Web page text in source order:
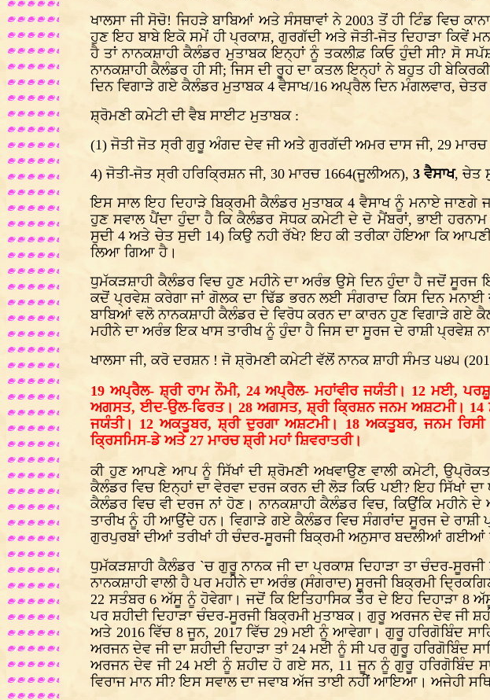
ਖਾਲਸਾ ਜੀ ਸੋਚੋ! ਜਿਹੜੇ ਬਾਬਿਆਂ ਅਤੇ ਸੰਸਥਾਵਾਂ ਨੇ 2003 ਤੋਂ ਹੀ ਟਿੰਡ
ਹੁਣ ਇਹ ਬਾਬੇ ਇਕੋ ਸਮੇਂ ਹੀ ਪ੍ਰਕਾਸ਼, ਗੁਰਗੱਦੀ ਅਤੇ ਜੋਤੀ-ਜੋਤ ਦਿਹਾੜਾ ਕਿਵੇਂ
ਹੈ ਤਾਂ ਨਾਨਕਸ਼ਾਹੀ ਕੈਲੰਡਰ ਮੁਤਾਬਕ ਇਨ੍ਹਾਂ ਨੂੰ ਤਕਲੀਫ਼ ਕਿਓ ਹੁੰਦੀ ਸੀ? ਸੋ
ਨਾਨਕਸ਼ਾਹੀ ਕੈਲੰਡਰ ਹੀ ਸੀ; ਜਿਸ ਦੀ ਰੂਹ ਦਾ ਕਤਲ ਇਨ੍ਹਾਂ ਨੇ ਬਹੁਤ ਹੀ
ਦਿਨ ਵਿਗਾੜੇ ਗਏ ਕੈਲੰਡਰ ਮੁਤਾਬਕ 4 ਵੈਸਾਖ/16 ਅਪ੍ਰੈਲ ਦਿਨ ਮੰਗਲਵਾਰ, ਚੇਤਰ
ਸ਼੍ਰੋਮਣੀ ਕਮੇਟੀ ਦੀ ਵੈਬ ਸਾਈਟ ਮੁਤਾਬਕ :
(1) ਜੋਤੀ ਜੋਤ ਸ੍ਰੀ ਗੁਰੂ ਅੰਗਦ ਦੇਵ ਜੀ ਅਤੇ ਗੁਰਗੱਦੀ ਅਮਰ ਦਾਸ ਜੀ, 29 ਮਾਰਚ
4) ਜੋਤੀ-ਜੋਤ ਸ੍ਰੀ ਹਰਿਕ੍ਰਿਸ਼ਨ ਜੀ, 30 ਮਾਰਚ 1664(ਜੂਲੀਅਨ), 3 ਵੈਸਾਖ, ਚੇਤ
ਇਸ ਸਾਲ ਇਹ ਦਿਹਾੜੇ ਬਿਕ੍ਰਮੀ ਕੈਲੰਡਰ ਮੁਤਾਬਕ 4 ਵੈਸਾਖ ਨੂੰ ਮਨਾਏ
ਹੁਣ ਸਵਾਲ ਪੈਂਦਾ ਹੁੰਦਾ ਹੈ ਕਿ ਕੈਲੰਡਰ ਸੋਧਕ ਕਮੇਟੀ ਦੇ ਦੋ ਮੈਂਬਰਾਂ, ਭਾਈ
ਸੁਦੀ 4 ਅਤੇ ਚੇਤ ਸੁਦੀ 14) ਕਿਉ ਨਹੀ ਰੱਖੇ? ਇਹ ਕੀ ਤਰੀਕਾ ਹੋਇਆ ਕਿ
ਲਿਆ ਗਿਆ ਹੈ।
ਧੁਮੱਕੜਸ਼ਾਹੀ ਕੈਲੰਡਰ ਵਿਚ ਹੁਣ ਮਹੀਨੇ ਦਾ ਅਰੰਭ ਉਸੇ ਦਿਨ ਹੁੰਦਾ ਹੈ ਜਦੋਂ ਸੂਰਜ
ਕਦੋਂ ਪ੍ਰਵੇਸ਼ ਕਰੇਗਾ ਜਾਂ ਗੋਲਕ ਦਾ ਢਿੱਡ ਭਰਨ ਲਈ ਸੰਗਰਾਦ ਕਿਸ ਦਿਨ
ਬਾਬਿਆਂ ਵਲੋ ਨਾਨਕਸ਼ਾਹੀ ਕੈਲੰਡਰ ਦੇ ਵਿਰੋਧ ਕਰਨ ਦਾ ਕਾਰਨ ਹੁਣ ਵਿਗਾੜੇ
ਮਹੀਨੇ ਦਾ ਅਰੰਭ ਇਕ ਖਾਸ ਤਾਰੀਖ ਨੂੰ ਹੁੰਦਾ ਹੈ ਜਿਸ ਦਾ ਸੂਰਜ ਦੇ ਰਾਸ਼ੀ ਪ੍ਰਵੇਸ਼
ਖਾਲਸਾ ਜੀ, ਕਰੋ ਦਰਸ਼ਨ ! ਜੋ ਸ਼੍ਰੋਮਣੀ ਕਮੇਟੀ ਵੱਲੋਂ ਨਾਨਕ ਸ਼ਾਹੀ ਸੰਮਤ ੫੪੫
19 ਅਪ੍ਰੈਲ- ਸ਼੍ਰੀ ਰਾਮ ਨੌਮੀ, 24 ਅਪ੍ਰੈਲ- ਮਹਾਂਵੀਰ ਜਯੰਤੀ। 12 ਮਈ,
ਅਗਸਤ, ਈਦ-ਉਲ-ਫਿਰਤ। 28 ਅਗਸਤ, ਸ਼੍ਰੀ ਕ੍ਰਿਸ਼ਨ ਜਨਮ ਅਸ਼ਟਮੀ। 14
ਜਯੰਤੀ। 12 ਅਕਤੂਬਰ, ਸ਼੍ਰੀ ਦੁਰਗਾ ਅਸ਼ਟਮੀ। 18 ਅਕਤੂਬਰ, ਜਨਮ ਰਿਸੀ
ਕ੍ਰਿਸਮਿਸ-ਡੇ ਅਤੇ 27 ਮਾਰਚ ਸ਼੍ਰੀ ਮਹਾਂ ਸ਼ਿਵਰਾਤਰੀ।
ਕੀ ਹੁਣ ਆਪਣੇ ਆਪ ਨੂੰ ਸਿੱਖਾਂ ਦੀ ਸ਼੍ਰੋਮਣੀ ਅਖਵਾਉਣ ਵਾਲੀ ਕਮੇਟੀ, ਉਪ੍ਰੋਕਤ
ਕੈਲੰਡਰ ਵਿਚ ਇਨ੍ਹਾਂ ਦਾ ਵੇਰਵਾ ਦਰਜ ਕਰਨ ਦੀ ਲੋੜ ਕਿਓ ਪਈ? ਇਹ ਸਿੱਖਾਂ ਦਾ
ਕੈਲੰਡਰ ਵਿਚ ਵੀ ਦਰਜ ਨਾਂ ਹੋਣ। ਨਾਨਕਸ਼ਾਹੀ ਕੈਲੰਡਰ ਵਿਚ, ਕਿਉਂਕਿ ਮਹੀਨੇ
ਤਾਰੀਖ ਨੂੰ ਹੀ ਆਉਂਦੇ ਹਨ। ਵਿਗਾੜੇ ਗਏ ਕੈਲੰਡਰ ਵਿਚ ਸੰਗਰਾਂਦ ਸੂਰਜ ਦੇ
ਗੁਰਪੁਰਬਾਂ ਦੀਆਂ ਤਰੀਖਾਂ ਹੀ ਚੰਦਰ-ਸੂਰਜੀ ਬਿਕ੍ਰਮੀ ਅਨੁਸਾਰ ਬਦਲੀਆਂ ਗਈਆਂ
ਧੁਮੱਕੜਸ਼ਾਹੀ ਕੈਲੰਡਰ `ਚ ਗੁਰੂ ਨਾਨਕ ਜੀ ਦਾ ਪ੍ਰਕਾਸ਼ ਦਿਹਾੜਾ ਤਾ ਚੰਦਰ-
ਨਾਨਕਸ਼ਾਹੀ ਵਾਲੀ ਹੈ ਪਰ ਮਹੀਨੇ ਦਾ ਅਰੰਭ (ਸੰਗਰਾਦ) ਸੂਰਜੀ ਬਿਕ੍ਰਮੀ
22 ਸਤੰਬਰ 6 ਅੱਸੂ ਨੂੰ ਹੋਵੇਗਾ। ਜਦੋਂ ਕਿ ਇਤਿਹਾਸਿਕ ਤੌਰ ਦੇ ਇਹ ਦਿਹਾੜਾ 8
ਪਰ ਸ਼ਹੀਦੀ ਦਿਹਾੜਾ ਚੰਦਰ-ਸੂਰਜੀ ਬਿਕ੍ਰਮੀ ਮੁਤਾਬਕ। ਗੁਰੂ ਅਰਜਨ ਦੇਵ ਜੀ
ਅਤੇ 2016 ਵਿੱਚ 8 ਜੂਨ, 2017 ਵਿੱਚ 29 ਮਈ ਨੂੰ ਆਵੇਗਾ। ਗੁਰੂ ਹਰਿਗੋਬਿੰਦ
ਅਰਜਨ ਦੇਵ ਜੀ ਦਾ ਸ਼ਹੀਦੀ ਦਿਹਾੜਾ ਤਾਂ 24 ਮਈ ਨੂੰ ਸੀ ਪਰ ਗੁਰੂ ਹਰਿਗੋਬਿੰਦ
ਅਰਜਨ ਦੇਵ ਜੀ 24 ਮਈ ਨੂੰ ਸ਼ਹੀਦ ਹੋ ਗਏ ਸਨ, 11 ਜੂਨ ਨੂੰ ਗੁਰੂ ਹਰਿਗੋਬਿੰਦ
ਵਿਰਾਜ ਮਾਨ ਸੀ? ਇਸ ਸਵਾਲ ਦਾ ਜਵਾਬ ਅੱਜ ਤਾਈ ਨਹੀਂ ਆਇਆ। ਅਜੇਹੀ